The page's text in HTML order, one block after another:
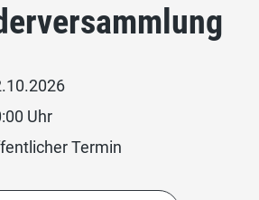
Uhr
Termin